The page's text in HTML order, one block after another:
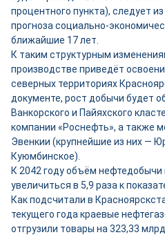
процентного пункта), следует
прогноза социально-
ближайшие 17 лет.
К таким структурным
производстве приведёт
северных территориях
документе, рост добычи будет
Ванкорского и Пайяхского
компании «Роснефть», а также
Эвенкии (крупнейшие из них —
Куюмбинское).
К 2042 году объём нефтедобычи
увеличиться в 5,9 раза к
Как подсчитали в
текущего года краевые
отгрузили товары на 323,33